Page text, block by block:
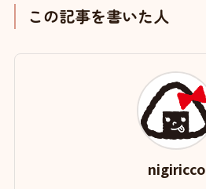
この記事を書いた人
nigiricco